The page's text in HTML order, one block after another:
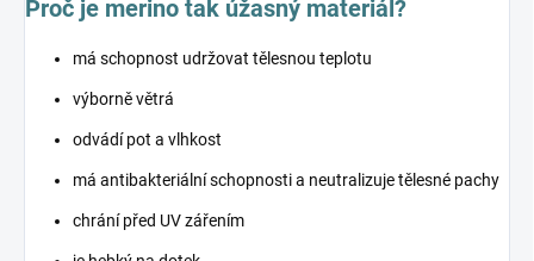
Proč je merino tak úžasný materiál?
má schopnost udržovat tělesnou teplotu
výborně větrá
odvádí pot a vlhkost
má antibakteriální schopnosti a neutralizuje tělesné pachy
chrání před UV zářením